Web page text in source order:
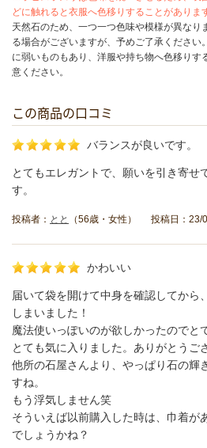
どに触れると衣服へ色移りすることがありま
天然石のため、一つ一つ色味や模様が異なり
る場合がございますが、予めご了承ください
に弱いものもあり、洋服や持ち物へ色移りす
意ください。
この商品の口コミ
バランスが良いです。
とてもエレガントで、願いを引き寄せ
す。
投稿者： とと （56歳・女性） 投稿日：23/
かわいい
届いて袋を開けて中身を確認してから
しまいました！
魔法使いっぽいのが欲しかったのでと
とても気に入りました。ありがとうご
他所の石屋さんより、やっぱり石の輝
すね。
もう浮気しません笑
そういえば以前購入した時は、巾着が
でしょうかね？